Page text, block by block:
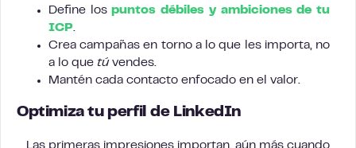
Define lospuntos débiles y ambiciones de tu
ICP.
Crea campañas en torno a lo que les importa, no
a lo que túvendes.
Mantén cada contacto enfocado en el valor.
Optimiza tu perfil de LinkedIn
Las primeras impresiones importan, aún más cuando